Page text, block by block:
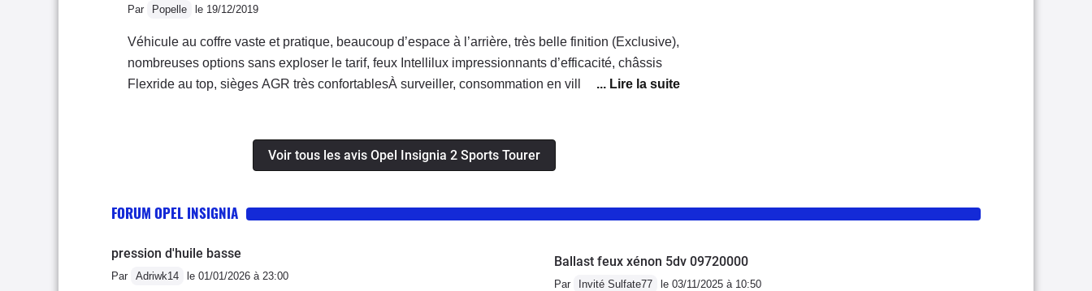
RAS.
Par Popelle le 19/12/2019
Véhicule au coffre vaste et pratique, beaucoup d’espace à l’arrière, très belle finition (Exclusive),
nombreuses options sans exploser le tarif, feux Intellilux impressionnants d’efficacité, châssis
Flexride au top, sièges AGR très confortablesÀ surveiller, consommation en ville, et diamètre de
Voir tous les avis Opel Insignia 2 Sports Tourer
FORUM OPEL INSIGNIA
pression d'huile basse
Par Adriwk14 le 01/01/2026 à 23:00
Ballast feux xénon 5dv 09720000
Par Invité Sulfate77 le 03/11/2025 à 10:50